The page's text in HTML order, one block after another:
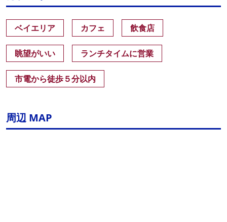
ベイエリア カフェ 飲食店
眺望がいい ランチタイムに営業
市電から徒歩５分以内
周辺 MAP